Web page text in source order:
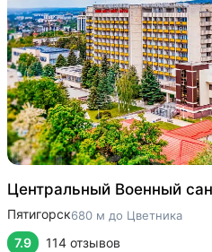
Центральный Военный
Пятигорск680 м до Цветника
7.9 114 отзывов